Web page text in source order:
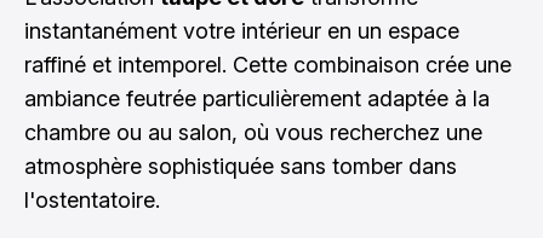
instantanément votre intérieur en un espace
raffiné et intemporel. Cette combinaison crée une
ambiance feutrée particulièrement adaptée à la
chambre ou au salon, où vous recherchez une
atmosphère sophistiquée sans tomber dans
l'ostentatoire.